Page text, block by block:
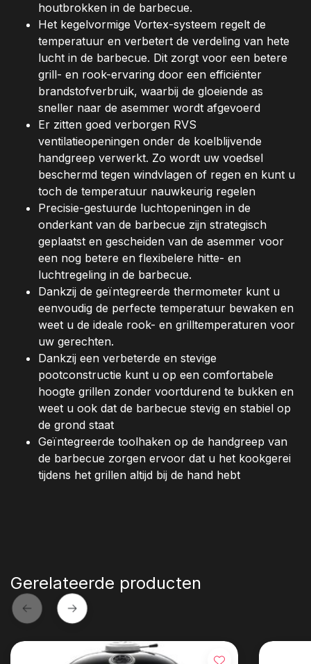
houtbrokken in de barbecue.
Het kegelvormige Vortex-systeem regelt de
temperatuur en verbetert de verdeling van hete
lucht in de barbecue. Dit zorgt voor een betere
grill- en rook-ervaring door een efficiënter
brandstofverbruik, waarbij de gloeiende as
sneller naar de asemmer wordt afgevoerd
Er zitten goed verborgen RVS
ventilatieopeningen onder de koelblijvende
handgreep verwerkt. Zo wordt uw voedsel
beschermd tegen windvlagen of regen en kunt u
toch de temperatuur nauwkeurig regelen
Precisie-gestuurde luchtopeningen in de
onderkant van de barbecue zijn strategisch
geplaatst en gescheiden van de asemmer voor
een nog betere en flexibelere hitte- en
luchtregeling in de barbecue.
Dankzij de geïntegreerde thermometer kunt u
eenvoudig de perfecte temperatuur bewaken en
weet u de ideale rook- en grilltemperaturen voor
uw gerechten.
Dankzij een verbeterde en stevige
pootconstructie kunt u op een comfortabele
hoogte grillen zonder voortdurend te bukken en
weet u ook dat de barbecue stevig en stabiel op
de grond staat
Geïntegreerde toolhaken op de handgreep van
de barbecue zorgen ervoor dat u het kookgerei
tijdens het grillen altijd bij de hand hebt
Gerelateerde producten